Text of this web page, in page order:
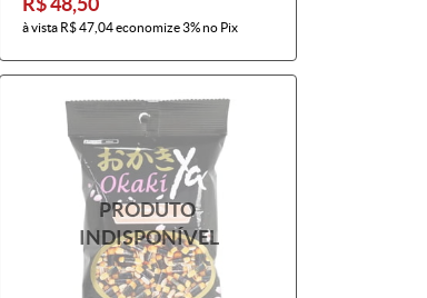
à vista R$ 47,04economize3%no Pix